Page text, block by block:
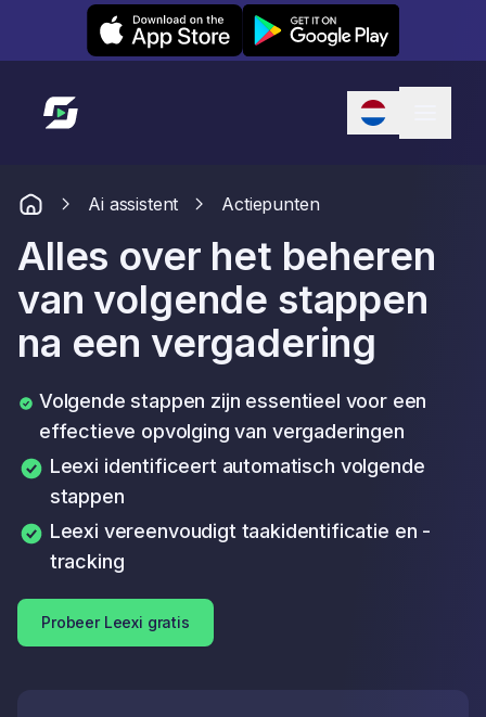
Leexi on iOS Leexi on Android
Link naar startpagina
Ai assistent Actiepunten
Alles over het beheren
van volgende stappen
na een vergadering
Volgende stappen zijn essentieel voor een
effectieve opvolging van vergaderingen
Leexi identificeert automatisch volgende
stappen
Leexi vereenvoudigt taakidentificatie en -
tracking
Probeer Leexi gratis